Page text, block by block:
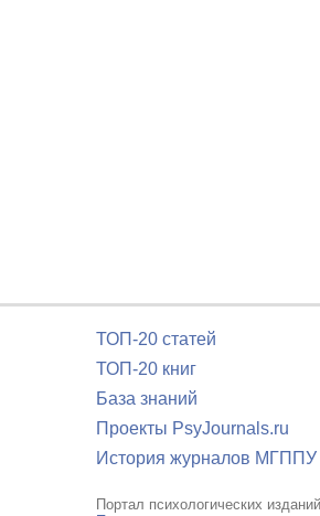
ТОП-20 статей
ТОП-20 книг
База знаний
Проекты PsyJournals.ru
История журналов МГППУ
Портал психологических